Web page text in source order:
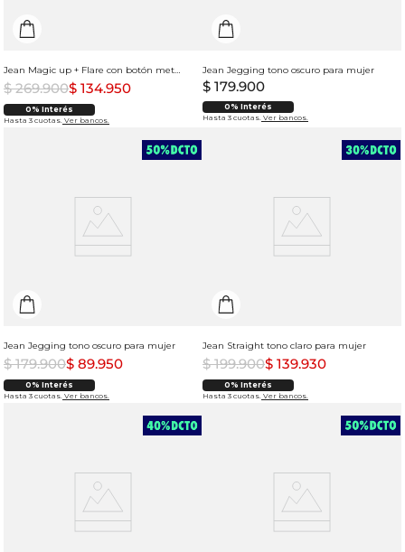
Jean Magic up + Flare con botón metalico para mujer
$ 269.900$ 134.950
0% Interés
Hasta 3 cuotas. Ver bancos.
Jean Jegging tono oscuro para mujer
$ 179.900
0% Interés
Hasta 3 cuotas. Ver bancos.
Jean Jegging tono oscuro para mujer
$ 179.900$ 89.950
0% Interés
Hasta 3 cuotas. Ver bancos.
Jean Straight tono claro para mujer
$ 199.900$ 139.930
0% Interés
Hasta 3 cuotas. Ver bancos.